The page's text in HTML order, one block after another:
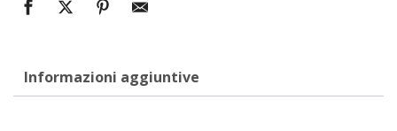
Informazioni aggiuntive